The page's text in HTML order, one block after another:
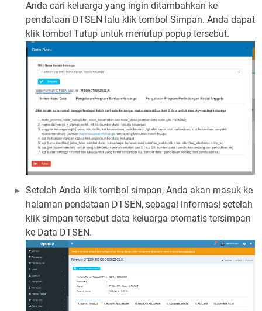
Anda cari keluarga yang ingin ditambahkan ke
pendataan DTSEN lalu klik tombol Simpan. Anda dapat
klik tombol Tutup untuk menutup popup tersebut.
Setelah Anda klik tombol simpan, Anda akan masuk ke
halaman pendataan DTSEN, sebagai informasi setelah
klik simpan tersebut data keluarga otomatis tersimpan
ke Data DTSEN.